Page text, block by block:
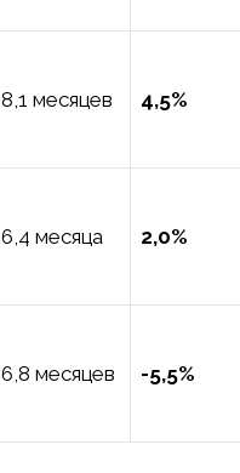
8,1 месяцев 4,5%
6,4 месяца 2,0%
6,8 месяцев -5,5%